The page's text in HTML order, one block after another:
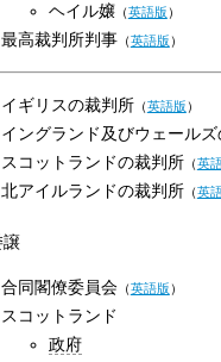
ヘイル嬢（英語版）
最高裁判所判事（英語版）
イギリスの裁判所（英語版）
イングランド及びウェール
スコットランドの裁判所（英
北アイルランドの裁判所（英
譲
合同閣僚委員会（英語版）
スコットランド
政府